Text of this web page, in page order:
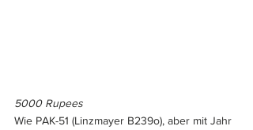
5000 Rupees
Wie PAK-51 (Linzmayer B239o), aber mit Jahr